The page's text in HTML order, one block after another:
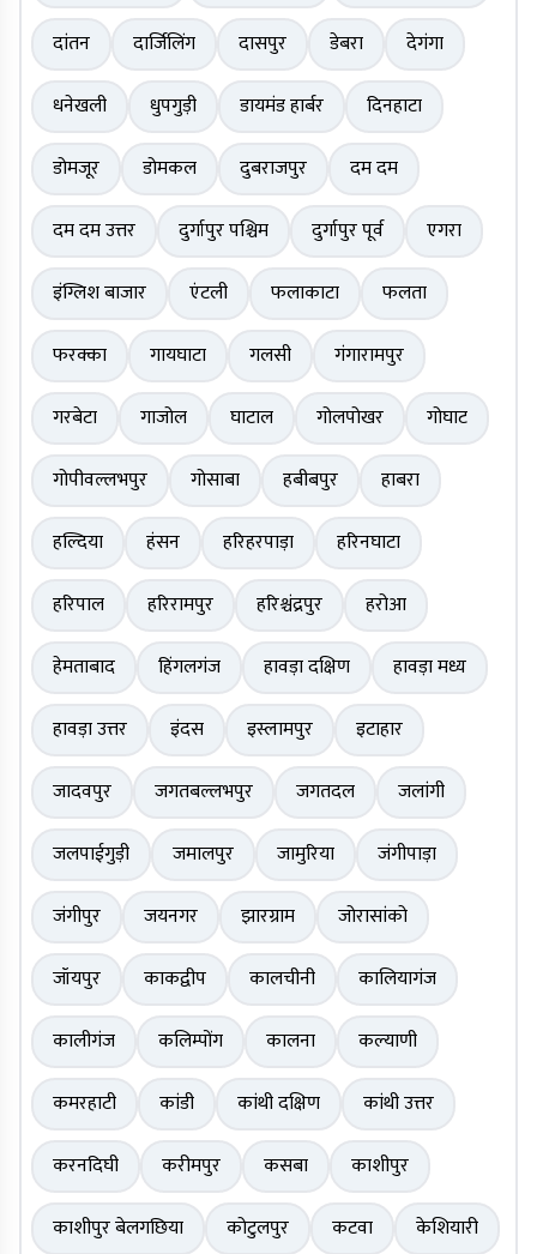
दांतन
दार्जिलिंग दासपुर डेबरा
देगंगा
धनेखली
धुपगुड़ी डायमंड हार्बर
दिनहाटा
डोमजूर
डोमकल दुबराजपुर
दम दम
दम दम उत्तर
दुर्गापुर पश्चिम दुर्गापुर पूर्व
एगरा
इंग्लिश बाजार
एंटली फलाकाटा
फलता
फरक्का
गायघाटा गलसी
गंगारामपुर
गरबेटा
गाजोल घाटाल गोलपोखर
गोघाट
गोपीवल्लभपुर
गोसाबा हबीबपुर
हाबरा
हल्दिया
हंसन हरिहरपाड़ा
हरिनघाटा
हरिपाल
हरिरामपुर हरिश्चंद्रपुर
हरोआ
हेमताबाद
हिंगलगंज हावड़ा दक्षिण
हावड़ा मध्य
हावड़ा उत्तर
इंदस इस्लामपुर
इटाहार
जादवपुर
जगतबल्लभपुर जगतदल
जलांगी
जलपाईगुड़ी
जमालपुर जामुरिया
जंगीपाड़ा
जंगीपुर
जयनगर झारग्राम
जोरासांको
जॉयपुर
काकद्वीप कालचीनी
कालियागंज
कालीगंज
कलिम्पोंग कालना
कल्याणी
कमरहाटी
कांडी कांथी दक्षिण
कांथी उत्तर
करनदिघी
करीमपुर कसबा
काशीपुर
काशीपुर बेलगछिया
कोटुलपुर कटवा
केशियारी